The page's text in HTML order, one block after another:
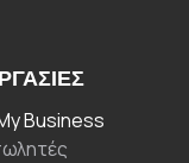
Business